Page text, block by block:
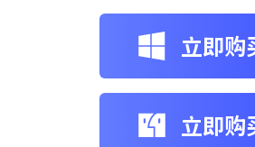
立即购
立即购